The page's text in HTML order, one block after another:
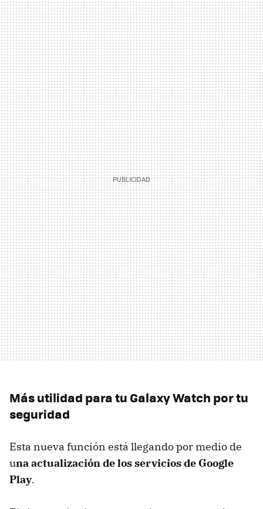
Más utilidad para tu Galaxy Watch por tu
seguridad
Esta nueva función está llegando por medio de
una actualización de los servicios de Google
Play.